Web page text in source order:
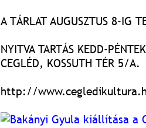
A TÁRLAT AUGUSZTUS 8-IG
NYITVA TARTÁS KEDD-
CEGLÉD, KOSSUTH TÉR 5/A.
http://